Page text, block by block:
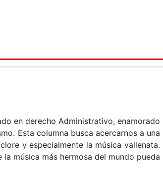
en derecho Administrativo, enamorado
Esta columna busca acercarnos a una
y especialmente la música vallenata.
música más hermosa del mundo pueda